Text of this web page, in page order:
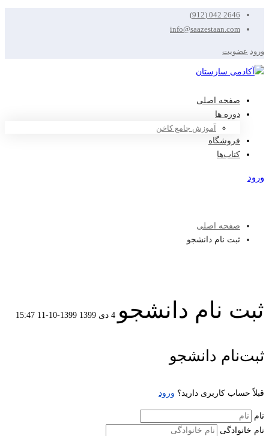
2646 042 (912)
info@saazestaan.com
ورود عضویت
صفحه اصلی
دوره ها
آموزش جامع کاخن
فروشگاه
کتاب‌ها
ورود
صفحه اصلی
ثبت نام دانشجو
ثبت نام دانشجو 4 دی 1399 1399-10-11 15:47
ثبت
نام
دانشجو
ثبت‌نام دانشجو
قبلاً حساب کاربری دارید؟ ورود
نام
نام خانوادگی